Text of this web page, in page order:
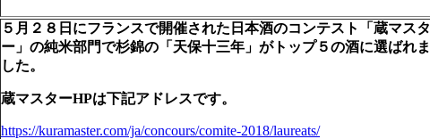
５月２８日にフランスで開催された日本酒のコンテスト「蔵マスタ
ー」の純米部門で杉錦の「天保十三年」がトップ５の酒に選ばれま
した。
蔵マスターHPは下記アドレスです。
https://kuramaster.com/ja/concours/comite-2018/laureats/